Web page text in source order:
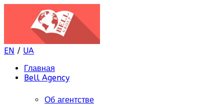
EN / UA
Главная
Bell Agency
Об агентстве